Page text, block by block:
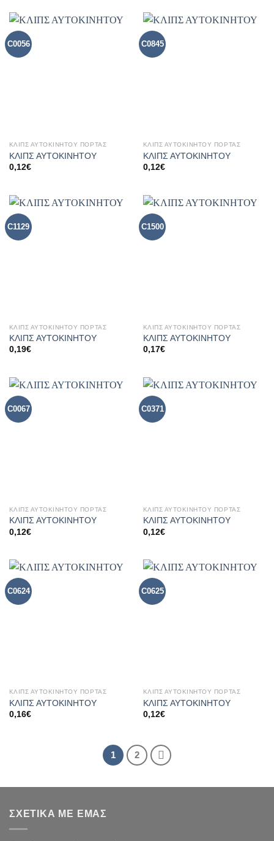
C0056
ΚΛΙΠΣ ΑΥΤΟΚΙΝΗΤΟΥ ΠΟΡΤΑΣ
ΚΛΙΠΣ ΑΥΤΟΚΙΝΗΤΟΥ
0,12€
C0845
ΚΛΙΠΣ ΑΥΤΟΚΙΝΗΤΟΥ ΠΟΡΤΑΣ
ΚΛΙΠΣ ΑΥΤΟΚΙΝΗΤΟΥ
0,12€
C1129
ΚΛΙΠΣ ΑΥΤΟΚΙΝΗΤΟΥ ΠΟΡΤΑΣ
ΚΛΙΠΣ ΑΥΤΟΚΙΝΗΤΟΥ
0,19€
C1500
ΚΛΙΠΣ ΑΥΤΟΚΙΝΗΤΟΥ ΠΟΡΤΑΣ
ΚΛΙΠΣ ΑΥΤΟΚΙΝΗΤΟΥ
0,17€
C0067
ΚΛΙΠΣ ΑΥΤΟΚΙΝΗΤΟΥ ΠΟΡΤΑΣ
ΚΛΙΠΣ ΑΥΤΟΚΙΝΗΤΟΥ
0,12€
C0371
ΚΛΙΠΣ ΑΥΤΟΚΙΝΗΤΟΥ ΠΟΡΤΑΣ
ΚΛΙΠΣ ΑΥΤΟΚΙΝΗΤΟΥ
0,12€
C0624
ΚΛΙΠΣ ΑΥΤΟΚΙΝΗΤΟΥ ΠΟΡΤΑΣ
ΚΛΙΠΣ ΑΥΤΟΚΙΝΗΤΟΥ
0,16€
C0625
ΚΛΙΠΣ ΑΥΤΟΚΙΝΗΤΟΥ ΠΟΡΤΑΣ
ΚΛΙΠΣ ΑΥΤΟΚΙΝΗΤΟΥ
0,12€
1 2
ΣΧΕΤΙΚΑ ΜΕ ΕΜΑΣ